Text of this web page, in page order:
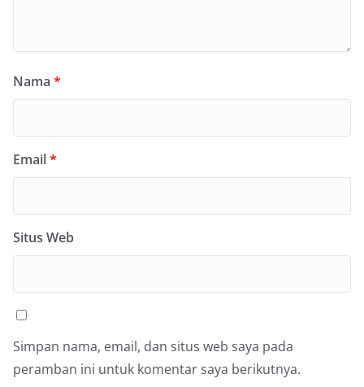
Nama *
Email*
Situs Web
Simpan nama, email, dan situs web saya pada
peramban ini untuk komentar saya berikutnya.